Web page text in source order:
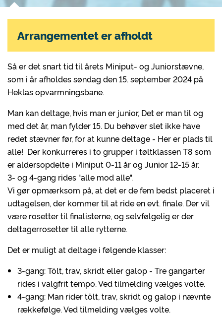
Så er det snart tid til årets Miniput- og Juniorstævne,
som i år afholdes søndag den 15. september 2024 på
Heklas opvarmningsbane.
Man kan deltage, hvis man er junior, Det er man til og
med det år, man fylder 15. Du behøver slet ikke have
redet stævner før, for at kunne deltage - Her er plads til
alle! Der konkurreres i to grupper i tøltklassen T8 som
er aldersopdelte i Miniput 0-11 år og Junior 12-15 år.
3- og 4-gang rides "alle mod alle".
Vi gør opmærksom på, at det er de fem bedst placeret i
udtagelsen, der kommer til at ride en evt. finale. Der vil
være rosetter til finalisterne, og selvfølgelig er der
deltagerrosetter til alle rytterne.
Det er muligt at deltage i følgende klasser:
3-gang: Tölt, trav, skridt eller galop - Tre gangarter
rides i valgfrit tempo. Ved tilmelding vælges volte.
4-gang: Man rider tölt, trav, skridt og galop i nævnte
rækkefølge. Ved tilmelding vælges volte.
Arrangementet er afholdt